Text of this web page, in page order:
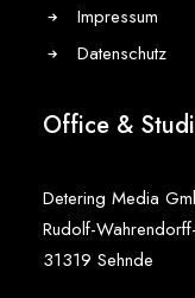
Impressum
Datenschutz
Office &
Detering Media
Rudolf-
31319 Sehnde